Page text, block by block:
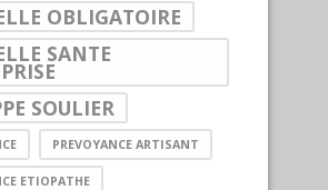
OBLIGATOIRE
SANTE
SOULIER
PREVOYANCE ARTISANT
ETIOPATHE